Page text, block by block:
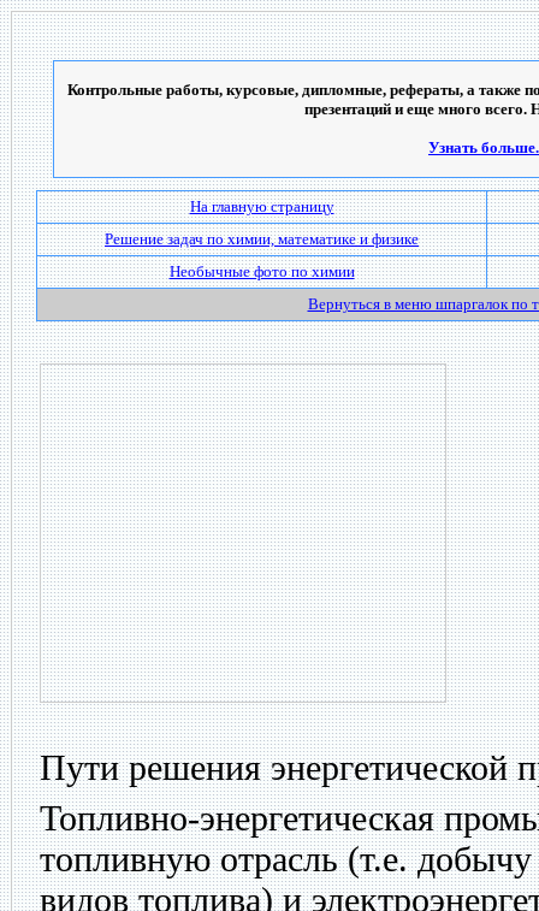
Контрольные работы, курсовые, дипломные, рефераты, а также
презентаций и еще много всего.
Узнать
На главную страницу
Решение задач по химии, математике и физике
Необычные фото по химии
Вернуться в меню шпаргалок по
Пути решения энергетической
Топливно-энергетическая
топливную отрасль (т.е.
видов топлива) и